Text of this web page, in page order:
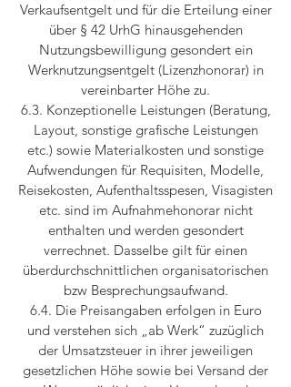
Verkaufsentgelt und für die Erteilung einer
über § 42 UrhG hinausgehenden
Nutzungsbewilligung gesondert ein
Werknutzungsentgelt (Lizenzhonorar) in
vereinbarter Höhe zu.
6.3. Konzeptionelle Leistungen (Beratung,
Layout, sonstige grafische Leistungen
etc.) sowie Materialkosten und sonstige
Aufwendungen für Requisiten, Modelle,
Reisekosten, Aufenthaltsspesen, Visagisten
etc. sind im Aufnahmehonorar nicht
enthalten und werden gesondert
verrechnet. Dasselbe gilt für einen
überdurchschnittlichen organisatorischen
bzw Besprechungsaufwand.
6.4. Die Preisangaben erfolgen in Euro
und verstehen sich „ab Werk“ zuzüglich
der Umsatzsteuer in ihrer jeweiligen
gesetzlichen Höhe sowie bei Versand der